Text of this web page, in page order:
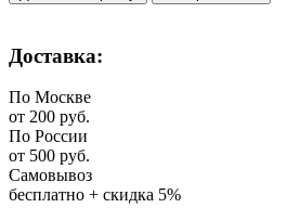
Доставка:
По Москве
от 200 руб.
По России
от 500 руб.
Самовывоз
бесплатно + скидка 5%